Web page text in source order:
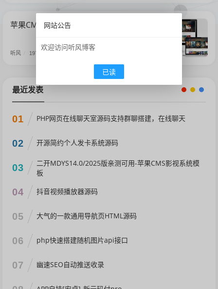
苹果CMS影视网站海螺模版安装教程
听风 1970-01-01
最近发表
01 PHP网页在线聊天室源码支持群聊搭建，在线聊天
02 开源简约个人发卡系统源码
03
二开MDYS14.0/2025版亲测可用-苹果CMS影视系统模
板
04 抖音视频播放器源码
05 大气的一款通用导航页HTML源码
06 php快速搭建随机图片api接口
07 幽速SEO自动推送收录
网站公告
欢迎访问听风博客
已读